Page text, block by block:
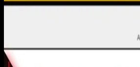
Login